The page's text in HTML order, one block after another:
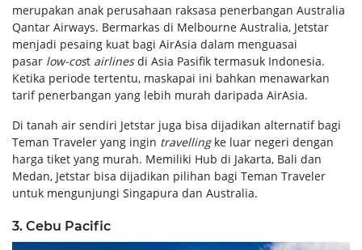
merupakan anak perusahaan raksasa penerbangan Australia
Qantar Airways. Bermarkas di Melbourne Australia, Jetstar
menjadi pesaing kuat bagi AirAsia dalam menguasai
pasar low-cost airlinesdi Asia Pasifik termasuk Indonesia.
Ketika periode tertentu, maskapai ini bahkan menawarkan
tarif penerbangan yang lebih murah daripada AirAsia.
Di tanah air sendiri Jetstar juga bisa dijadikan alternatif bagi
Teman Traveler yang ingin travellingke luar negeri dengan
harga tiket yang murah. Memiliki Hub di Jakarta, Bali dan
Medan, Jetstar bisa dijadikan pilihan bagi Teman Traveler
untuk mengunjungi Singapura dan Australia.
3. Cebu Pacific